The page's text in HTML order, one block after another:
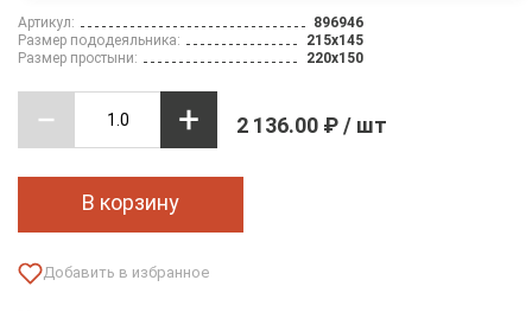
Артикул:
896946
Размер пододеяльника:
215х145
Размер простыни:
220х150
2 136.00 ₽ / шт
В корзину